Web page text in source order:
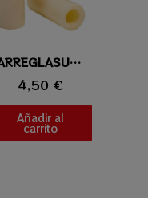
Vista rápidaARREGLASUELAS DE TEFLON
4,50 €
Añadir al
carrito